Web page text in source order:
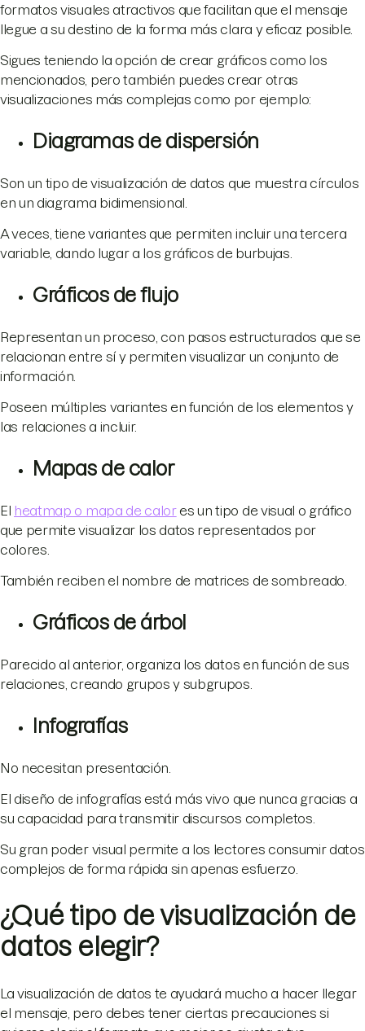
formatos visuales atractivos que facilitan que el mensaje
llegue a su destino de la forma más clara y eficaz posible.
Sigues teniendo la opción de crear gráficos como los
mencionados, pero también puedes crear otras
visualizaciones más complejas como por ejemplo:
Diagramas de dispersión
Son un tipo de visualización de datos que muestra círculos
en un diagrama bidimensional.
A veces, tiene variantes que permiten incluir una tercera
variable, dando lugar a los gráficos de burbujas.
Gráficos de flujo
Representan un proceso, con pasos estructurados que se
relacionan entre sí y permiten visualizar un conjunto de
información.
Poseen múltiples variantes en función de los elementos y
las relaciones a incluir.
Mapas de calor
El heatmap o mapa de calores un tipo de visual o gráfico
que permite visualizar los datos representados por
colores.
También reciben el nombre de matrices de sombreado.
Gráficos de árbol
Parecido al anterior, organiza los datos en función de sus
relaciones, creando grupos y subgrupos.
Infografías
No necesitan presentación.
El diseño de infografías está más vivo que nunca gracias a
su capacidad para transmitir discursos completos.
Su gran poder visual permite a los lectores consumir datos
complejos de forma rápida sin apenas esfuerzo.
¿Qué tipo de visualización de
datos elegir?
La visualización de datos te ayudará mucho a hacer llegar
el mensaje, pero debes tener ciertas precauciones si